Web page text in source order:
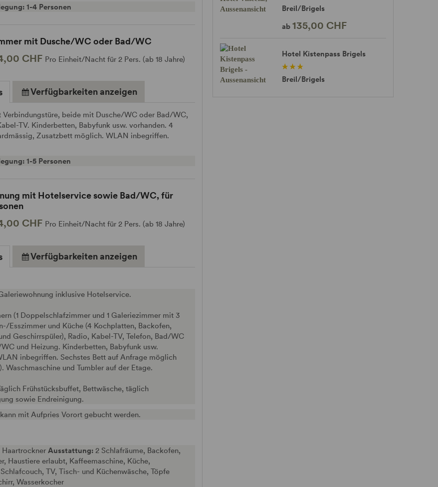
1-4 Personen
mit Dusche/WC oder Bad/WC
CHF Pro Einheit/Nacht für 2 Pers. (ab 18 Jahre)
Verfügbarkeiten anzeigen
Verbindungstüre, beide mit Dusche/WC oder Bad/WC,
TV. Kinderbetten, Babyfunk usw. vorhanden. 4
Zusatzbett möglich. WLAN inbegriffen.
1-5 Personen
mit Hotelservice sowie Bad/WC, für
CHF Pro Einheit/Nacht für 2 Pers. (ab 18 Jahre)
Verfügbarkeiten anzeigen
inklusive Hotelservice.
(1 Doppelschlafzimmer und 1 Galeriezimmer mit 3
Esszimmer und Küche (4 Kochplatten, Backofen,
Geschirrspüler), Radio, Kabel-TV, Telefon, Bad/WC
und Heizung. Kinderbetten, Babyfunk usw.
inbegriffen. Sechstes Bett auf Anfrage möglich
Waschmaschine und Tumbler auf der Etage.
Frühstücksbuffet, Bettwäsche, täglich
sowie Endreinigung.
mit Aufpries Vorort gebucht werden.
Haartrockner Ausstattung: 2 Schlafräume, Backofen,
Haustiere erlaubt, Kaffeemaschine, Küche,
TV, Tisch- und Küchenwäsche, Töpfe
Wasserkocher
Breil/Brigels
ab 135,00 CHF
Hotel Kistenpass Brigels
Breil/Brigels